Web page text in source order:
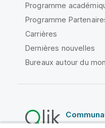
Programme
Programme
Carrières
Dernières nouvelles
Bureaux autour du